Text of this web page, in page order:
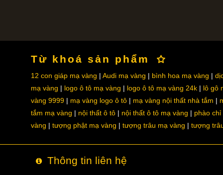
Từ khoá sản phẩm
12 con giáp mạ vàng Audi mạ vàng bình hoa mạ vàng
mạ vàng
logo ô tô mạ vàng logo ô tô mạ vàng 24k
lô gô
vàng 9999
mạ vàng logo ô tô mạ vàng nội thất nhà tắm
tắm mạ vàng
nội thất ô tô nội thất ô tô mạ vàng
phào chỉ
vàng
tượng phật mạ vàng tượng trâu mạ vàng tượng
Thông tin liên hệ